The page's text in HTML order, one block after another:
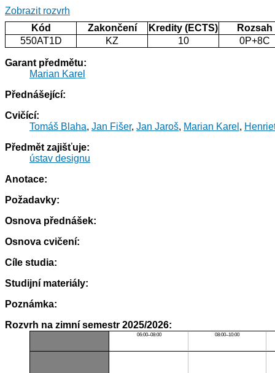
Zobrazit rozvrh
Kód
Zakončení Kredity (ECTS)
Rozsah
550AT1D
KZ 10 0P+8C
Garant předmětu:
Marian Karel
Přednášející:
Cvičící:
Tomáš Blaha, Jan Fišer, Jan Jaroš, Marian Karel ,
Předmět zajišťuje:
ústav designu
Anotace:
Požadavky:
Osnova přednášek:
Osnova cvičení:
Cíle studia:
Studijní materiály:
Poznámka:
Rozvrh na zimní semestr 2025/2026:
06:00–08:00 08:00–10:00